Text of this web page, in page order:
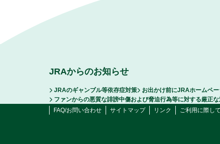
JRAからのお知らせ
JRAのギャンブル等依存症対策
お出かけ前にJRAホームペ
ファンからの悪質な誹謗中傷および脅迫行為等に対する厳正
FAQ/お問い合わせ
サイトマップ リンク ご利用に際し